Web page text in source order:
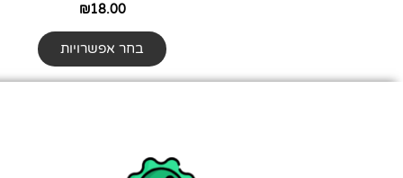
₪18.00
בחר אפשרויות
המוצר